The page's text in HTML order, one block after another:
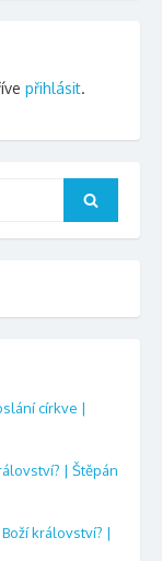
přihlásit.
Search
církve |
| Štěpán
království? |